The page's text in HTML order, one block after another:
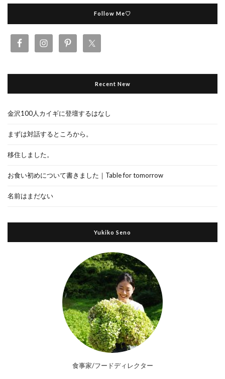
Follow Me♡
Recent New
金沢100人カイギに登壇するはなし
まずは対話するところから。
移住しました。
お食い初めについて書きました｜Table for tomorrow
名前はまだない
Yukiko Seno
食事家/フードディレクター